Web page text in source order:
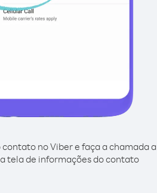
contato no Viber e faça a chamada a
tela de informações do contato